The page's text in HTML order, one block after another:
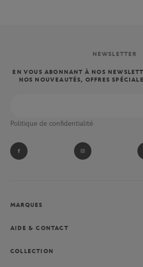
NEWSLETTER
EN VOUS ABONNANT À NOS
NOS NOUVEAUTÉS, OFFRES
Politique de confidentialité
MARQUES
AIDE & CONTACT
COLLECTION